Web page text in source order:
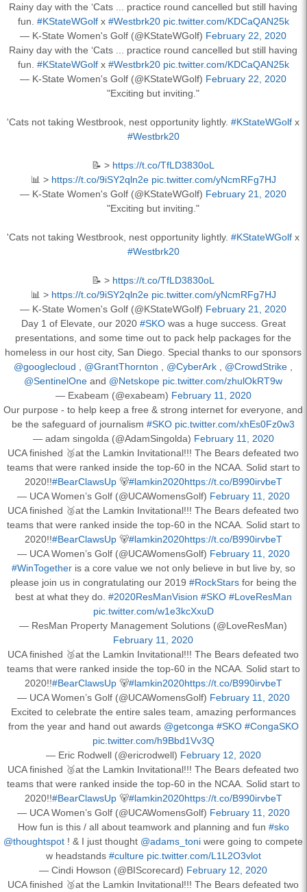
Rainy day with the ‘Cats ... practice round cancelled but still having
fun. #KStateWGolfx #Westbrk20 pic.twitter.com/KDCaQAN25k
— K-State Women's Golf (@KStateWGolf) February 22, 2020
Rainy day with the ‘Cats ... practice round cancelled but still having
fun. #KStateWGolfx #Westbrk20 pic.twitter.com/KDCaQAN25k
— K-State Women's Golf (@KStateWGolf) February 22, 2020
"Exciting but inviting."
'Cats not taking Westbrook, nest opportunity lightly. #KStateWGolf x
#Westbrk20
📝 > https://t.co/TfLD3830oL
📊 > https://t.co/9iSY2qln2e pic.twitter.com/yNcmRFg7HJ
— K-State Women's Golf (@KStateWGolf) February 21, 2020
"Exciting but inviting."
'Cats not taking Westbrook, nest opportunity lightly. #KStateWGolf x
#Westbrk20
📝 > https://t.co/TfLD3830oL
📊 > https://t.co/9iSY2qln2e pic.twitter.com/yNcmRFg7HJ
— K-State Women's Golf (@KStateWGolf) February 21, 2020
Day 1 of Elevate, our 2020 #SKOwas a huge success. Great
presentations, and some time out to pack help packages for the
homeless in our host city, San Diego. Special thanks to our sponsors
@googlecloud
@GrantThornton @CyberArk @CrowdStrike
@SentinelOne and @Netskope pic.twitter.com/zhulOkRT9w
— Exabeam (@exabeam) February 11, 2020
Our purpose - to help keep a free & strong internet for everyone, and
be the safeguard of journalism #SKO pic.twitter.com/xhEs0Fz0w3
— adam singolda (@AdamSingolda) February 11, 2020
UCA finished 🥉at the Lamkin Invitational!!! The Bears defeated two
teams that were ranked inside the top-60 in the NCAA. Solid start to
2020!!#BearClawsUp🐻#lamkin2020https://t.co/B990irvbeT
— UCA Women’s Golf (@UCAWomensGolf) February 11, 2020
UCA finished 🥉at the Lamkin Invitational!!! The Bears defeated two
teams that were ranked inside the top-60 in the NCAA. Solid start to
2020!!#BearClawsUp🐻#lamkin2020https://t.co/B990irvbeT
— UCA Women’s Golf (@UCAWomensGolf) February 11, 2020
#WinTogetheris a core value we not only believe in but live by, so
please join us in congratulating our 2019 #RockStarsfor being the
best at what they do. #2020ResManVision #SKO #LoveResMan
pic.twitter.com/w1e3kcXxuD
— ResMan Property Management Solutions (@LoveResMan)
February 11, 2020
UCA finished 🥉at the Lamkin Invitational!!! The Bears defeated two
teams that were ranked inside the top-60 in the NCAA. Solid start to
2020!!#BearClawsUp🐻#lamkin2020https://t.co/B990irvbeT
— UCA Women’s Golf (@UCAWomensGolf) February 11, 2020
Excited to celebrate the entire sales team, amazing performances
from the year and hand out awards @getconga #SKO #CongaSKO
pic.twitter.com/h9Bbd1Vv3Q
— Eric Rodwell (@ericrodwell) February 12, 2020
UCA finished 🥉at the Lamkin Invitational!!! The Bears defeated two
teams that were ranked inside the top-60 in the NCAA. Solid start to
2020!!#BearClawsUp🐻#lamkin2020https://t.co/B990irvbeT
— UCA Women’s Golf (@UCAWomensGolf) February 11, 2020
How fun is this / all about teamwork and planning and fun #sko
@thoughtspot ! & I just thought @adams_toni were going to compete
w headstands #culture pic.twitter.com/L1L2O3vlot
— Cindi Howson (@BIScorecard) February 12, 2020
UCA finished 🥉at the Lamkin Invitational!!! The Bears defeated two